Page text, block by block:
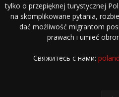
tylko o przepięknej turystycznej
na skomplikowane pytania,
dać możliwość migrantom
prawach i umieć
Свяжитесь с нами: